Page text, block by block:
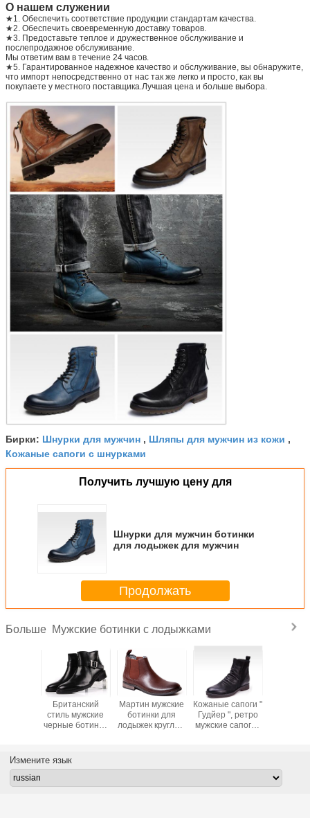
О нашем служении
★1. Обеспечить соответствие продукции стандартам качества.
★2. Обеспечить своевременную доставку товаров.
★3. Предоставьте теплое и дружественное обслуживание и
послепродажное обслуживание.
Мы ответим вам в течение 24 часов.
★5. Гарантированное надежное качество и обслуживание, вы обнаружите,
что импорт непосредственно от нас так же легко и просто, как вы
покупаете у местного поставщика.Лучшая цена и больше выбора.
Бирки: Шнурки для мужчин , Шляпы для мужчин из кожи ,
Кожаные сапоги с шнурками
Получить лучшую цену для
Шнурки для мужчин ботинки
для лодыжек для мужчин
Продолжать
Больше Мужские ботинки с лодыжками
Британский
стиль мужские
черные ботинки
персонализированные
мужские ботинки
Мартин мужские
ботинки для
лодыжек круглый
ботинки
Кожаные сапоги "
Гудйер ", ретро
мужские сапоги "
кожаные
для
Измените язык